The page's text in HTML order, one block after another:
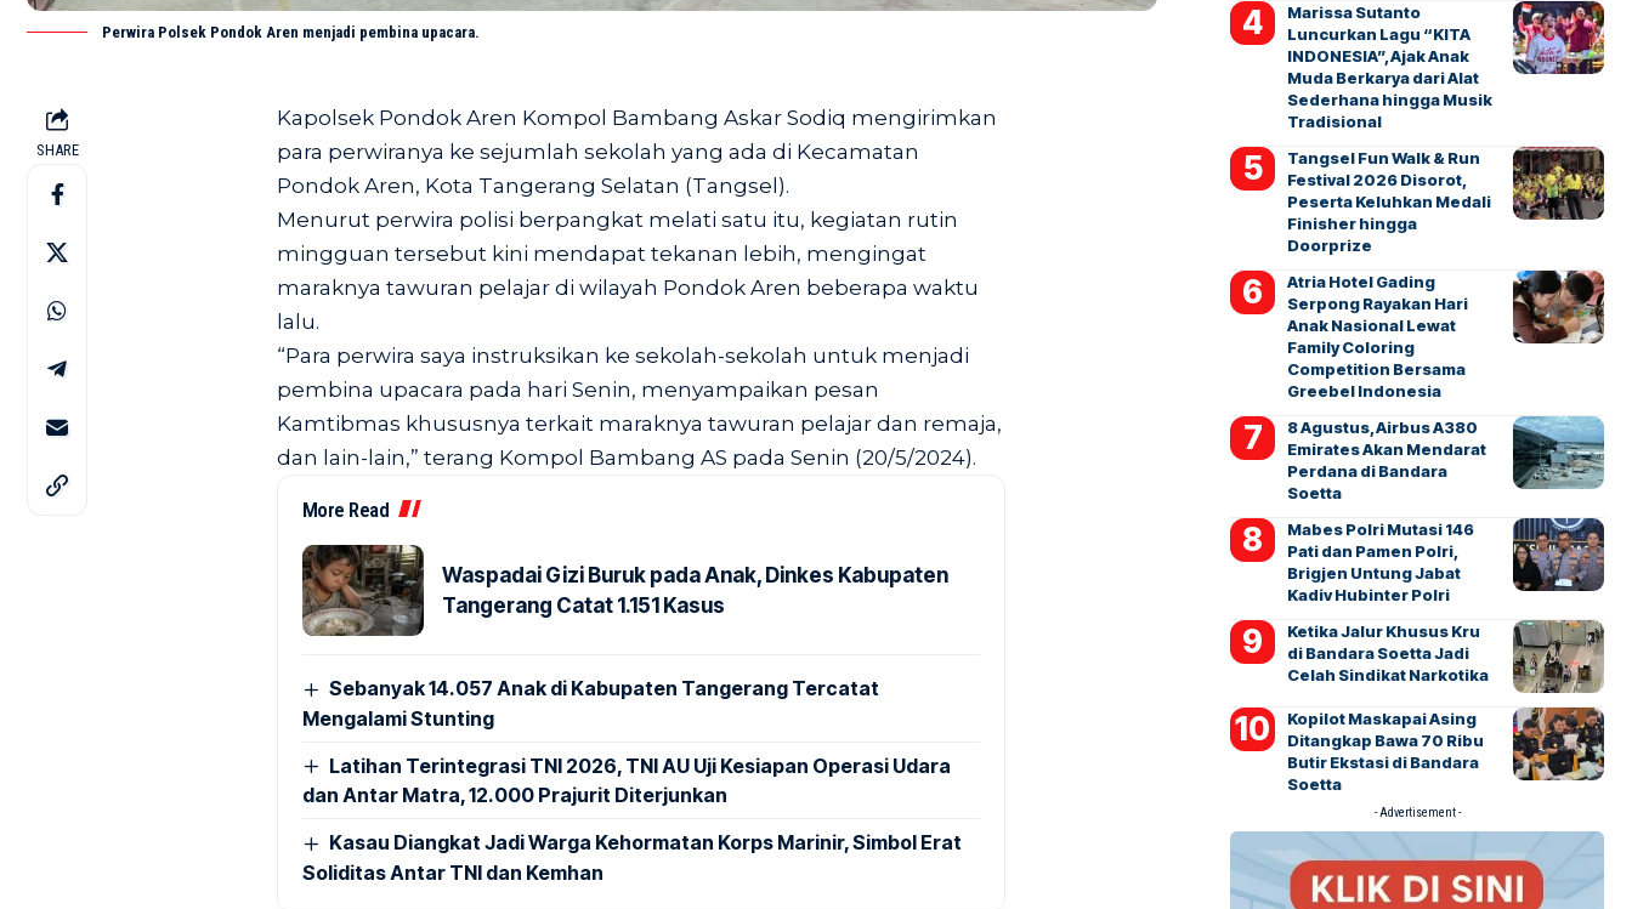
Perwira Polsek Pondok Aren menjadi pembina upacara.
SHARE
Kapolsek Pondok Aren Kompol Bambang Askar Sodiq mengirimkan
para perwiranya ke sejumlah sekolah yang ada di Kecamatan
Pondok Aren, Kota Tangerang Selatan (Tangsel).
Menurut perwira polisi berpangkat melati satu itu, kegiatan rutin
mingguan tersebut kini mendapat tekanan lebih, mengingat
maraknya tawuran pelajar di wilayah Pondok Aren beberapa waktu
lalu.
“Para perwira saya instruksikan ke sekolah-sekolah untuk menjadi
pembina upacara pada hari Senin, menyampaikan pesan
Kamtibmas khususnya terkait maraknya tawuran pelajar dan remaja,
dan lain-lain,” terang Kompol Bambang AS pada Senin (20/5/2024).
More Read
Waspadai Gizi Buruk pada Anak, Dinkes Kabupaten
Tangerang Catat 1.151 Kasus
Sebanyak 14.057 Anak di Kabupaten Tangerang Tercatat
Mengalami Stunting
Latihan Terintegrasi TNI 2026, TNI AU Uji Kesiapan Operasi Udara
dan Antar Matra, 12.000 Prajurit Diterjunkan
Kasau Diangkat Jadi Warga Kehormatan Korps Marinir, Simbol Erat
Soliditas Antar TNI dan Kemhan
Marissa Sutanto
Luncurkan Lagu “KITA
INDONESIA”, Ajak Anak
Muda Berkarya dari Alat
Sederhana hingga Musik
Tradisional
Tangsel Fun Walk & Run
Festival 2026 Disorot,
Peserta Keluhkan Medali
Finisher hingga
Doorprize
Atria Hotel Gading
Serpong Rayakan Hari
Anak Nasional Lewat
Family Coloring
Competition Bersama
Greebel Indonesia
8 Agustus, Airbus A380
Emirates Akan Mendarat
Perdana di Bandara
Soetta
Mabes Polri Mutasi 146
Pati dan Pamen Polri,
Brigjen Untung Jabat
Kadiv Hubinter Polri
Ketika Jalur Khusus Kru
di Bandara Soetta Jadi
Celah Sindikat Narkotika
Kopilot Maskapai Asing
Ditangkap Bawa 70 Ribu
Butir Ekstasi di Bandara
Soetta
- Advertisement -